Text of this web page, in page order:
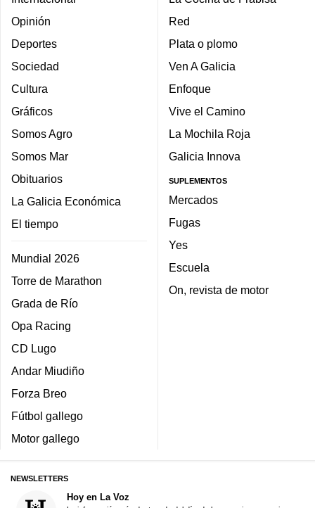
Opinión
Deportes
Sociedad
Cultura
Gráficos
Somos Agro
Somos Mar
Obituarios
La Galicia Económica
El tiempo
Mundial 2026
Torre de Marathon
Grada de Río
Opa Racing
CD Lugo
Andar Miudiño
Forza Breo
Fútbol gallego
Motor gallego
Red
Plata o plomo
Ven A Galicia
Enfoque
Vive el Camino
La Mochila Roja
Galicia Innova
SUPLEMENTOS
Mercados
Fugas
Yes
Escuela
On, revista de motor
NEWSLETTERS
Hoy en La Voz